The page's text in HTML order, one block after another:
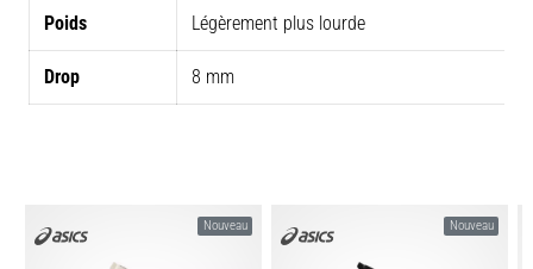
Poids Légèrement plus lourde
Drop 8 mm
Nouveau Nouveau